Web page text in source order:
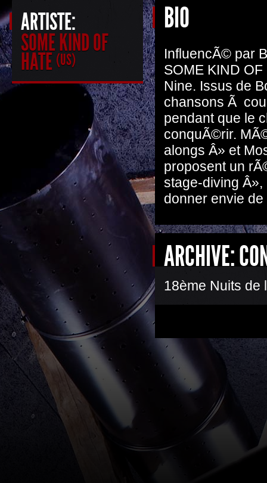
ARTISTE:
SOME KIND OF
HATE (US)
BIO
InfluencÃ© par
SOME KIND
Nine. Issus de
chansons Ã
pendant que le
conquÃ©rir.
alongs Â» et
proposent un
stage-diving
donner envie
ARCHIVE:
18ème Nuits de